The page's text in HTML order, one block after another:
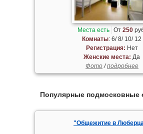
Места есть От250
Комнаты: 6/ 8/ 10/ 12
Регистрация: Нет
Женские места: Да
Фото/подробнее
Популярные подмосковные
"Общежитие в